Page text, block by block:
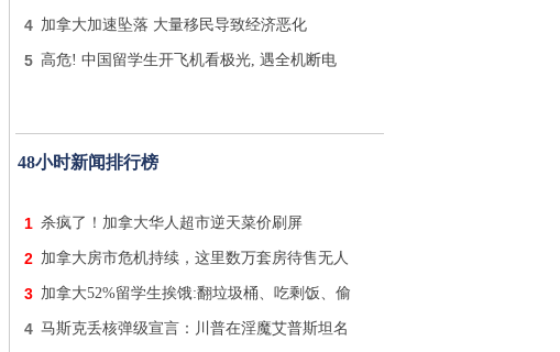
4 加拿大加速坠落 大量移民导致经济恶化
5 高危! 中国留学生开飞机看极光, 遇全机断电
48小时新闻排行榜
1 杀疯了！加拿大华人超市逆天菜价刷屏
2 加拿大房市危机持续，这里数万套房待售无人
3 加拿大52%留学生挨饿:翻垃圾桶、吃剩饭、偷
4 马斯克丢核弹级宣言：川普在淫魔艾普斯坦名